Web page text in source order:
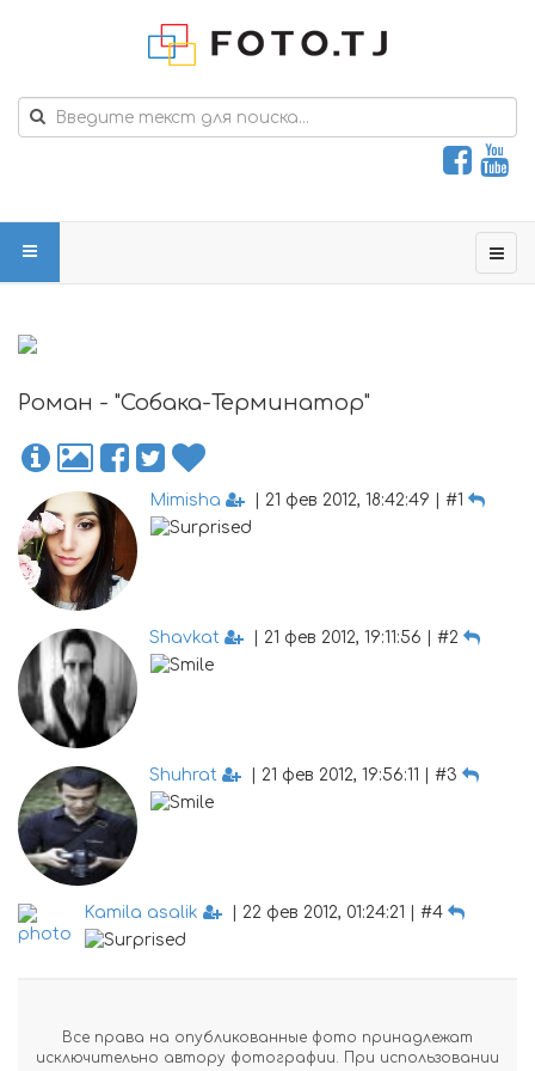
Роман - "Собака-Терминатор"
Mimisha | 21 фев 2012, 18:42:49 | #1
Shavkat | 21 фев 2012, 19:11:56 | #2
Shuhrat | 21 фев 2012, 19:56:11 | #3
Kamila asalik | 22 фев 2012, 01:24:21 | #4
Все права на опубликованные фото принадлежат
исключительно автору фотографии. При использовании